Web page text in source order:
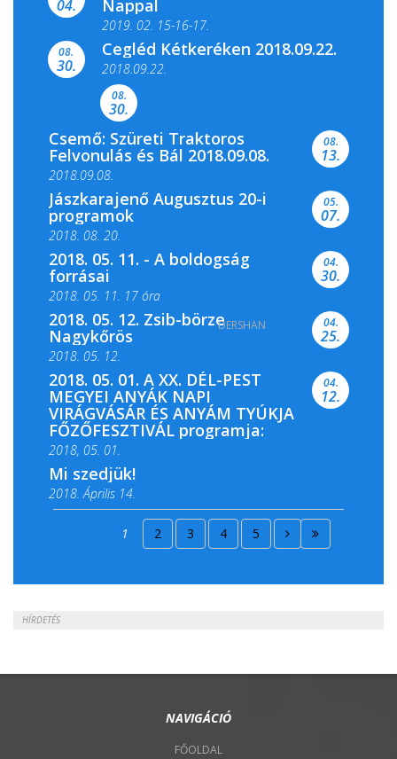
04. Nappal
2019. 02. 15-16-17.
Színes és tartalmas programokkal várja a
Csemői Községi Könyvtár és...
08.
30.
Cegléd Kétkeréken 2018.09.22.
2018.09.22.
08.
30.
Csemő: Szüreti Traktoros
Felvonulás és Bál 2018.09.08.
2018.09.08.
08.
13.
Jászkarajenő Augusztus 20-i
programok
2018. 08. 20.
05.
07.
2018. 05. 11. - A boldogság
forrásai
2018. 05. 11. 17 óra
2018. 05. 11. 19 óra
04.
30.
2018. 05. 12. Zsib-börze
Nagykőrös
2018. 05. 12.
04.
25.
2018. 05. 01. A XX. DÉL-PEST
MEGYEI ANYÁK NAPI
VIRÁGVÁSÁR ÉS ANYÁM TYÚKJA
FŐZŐFESZTIVÁL programja:
2018, 05. 01.
04.
12.
Mi szedjük!
2018. Április 14.
2018. Április 15.
1 2 3 4 5
HÍRDETÉS
NAVIGÁCIÓ
FŐOLDAL
DERSHAN